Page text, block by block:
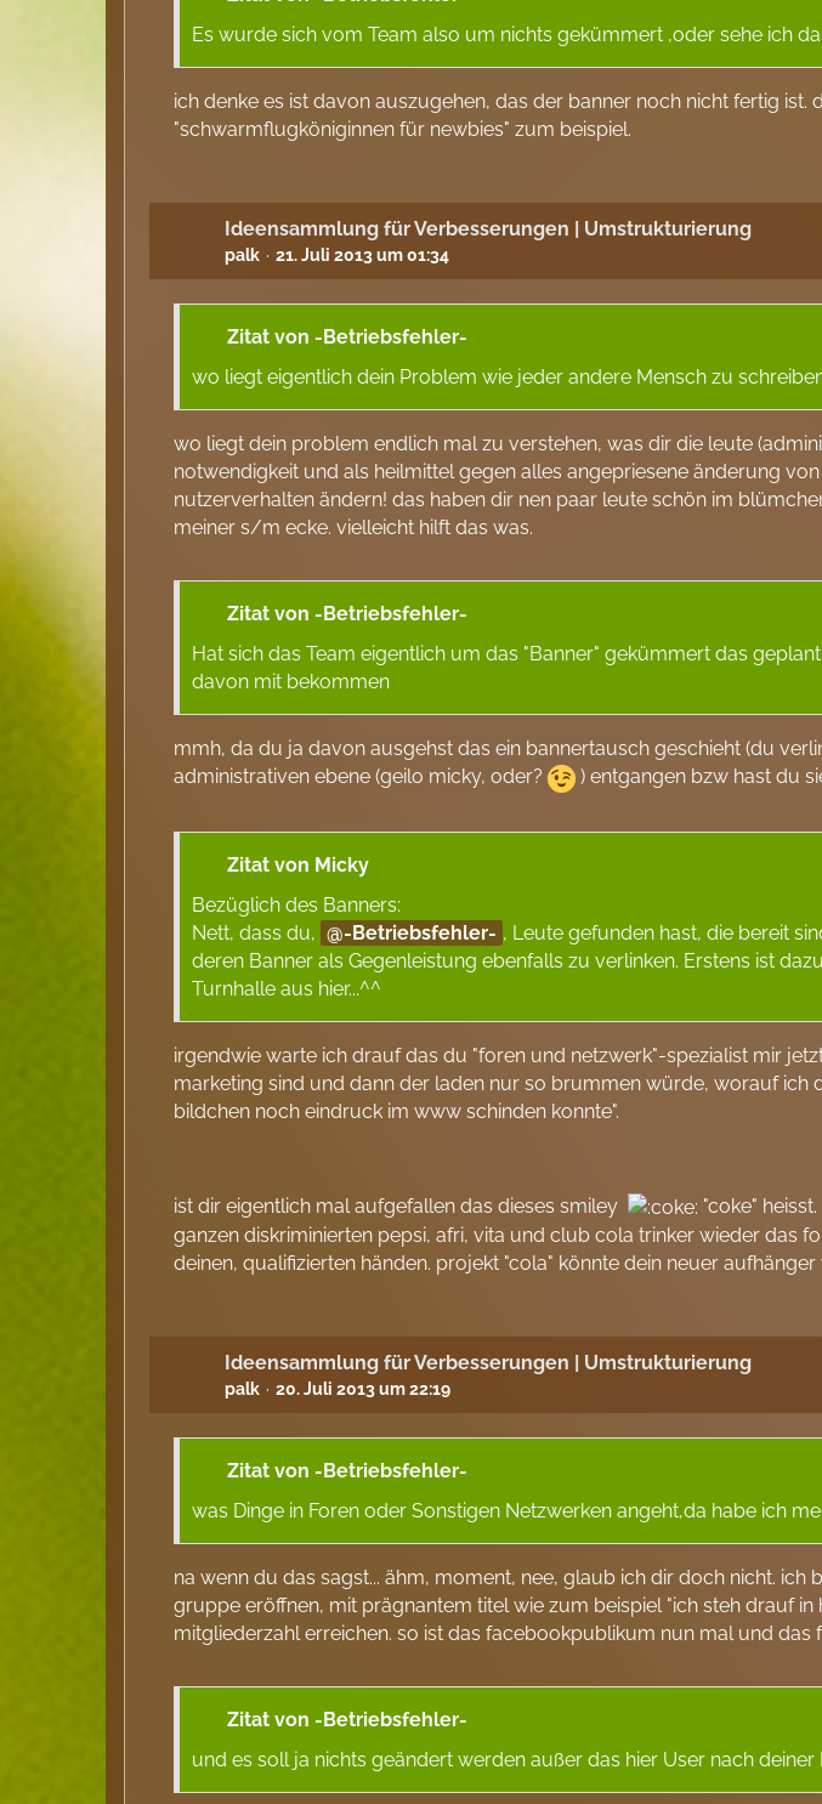
Es wurde sich vom Team also um nichts gekümmert ,oder sehe ich
ich denke es ist davon auszugehen, das der banner noch nicht fertig
"schwarmflugköniginnen für newbies" zum beispiel.
Ideensammlung für Verbesserungen | Umstrukturierung
palk 21. Juli 2013 um 01:34
Zitat von -Betriebsfehler-
wo liegt eigentlich dein Problem wie jeder andere Mensch zu
wo liegt dein problem endlich mal zu verstehen, was dir die leute
notwendigkeit und als heilmittel gegen alles angepriesene änderung
nutzerverhalten ändern! das haben dir nen paar leute schön im
meiner s/m ecke. vielleicht hilft das was.
Zitat von -Betriebsfehler-
Hat sich das Team eigentlich um das "Banner" gekümmert das
davon mit bekommen
mmh, da du ja davon ausgehst das ein bannertausch geschieht (du
administrativen ebene (geilo micky, oder?
) entgangen bzw hast du
Zitat von Micky
Bezüglich des Banners:
Nett, dass du,
-Betriebsfehler- , Leute gefunden hast, die bereit
deren Banner als Gegenleistung ebenfalls zu verlinken. Erstens ist
Turnhalle aus hier...^^
irgendwie warte ich drauf das du "foren und netzwerk"-spezialist mir
marketing sind und dann der laden nur so brummen würde, worauf ich
bildchen noch eindruck im www schinden konnte".
ist dir eigentlich mal aufgefallen das dieses smiley
"coke"
ganzen diskriminierten pepsi, afri, vita und club cola trinker wieder das
deinen, qualifizierten händen. projekt "cola" könnte dein neuer aufhänger
Ideensammlung für Verbesserungen | Umstrukturierung
palk 20. Juli 2013 um 22:19
Zitat von -Betriebsfehler-
was Dinge in Foren oder Sonstigen Netzwerken angeht,da habe ich
na wenn du das sagst... ähm, moment, nee, glaub ich dir doch nicht.
gruppe eröffnen, mit prägnantem titel wie zum beispiel "ich steh drauf
mitgliederzahl erreichen. so ist das facebookpublikum nun mal und
Zitat von -Betriebsfehler-
und es soll ja nichts geändert werden außer das hier User nach